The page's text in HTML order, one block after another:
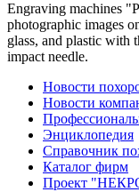
Engraving machines
photographic images
glass, and plastic with
impact needle.
Новости
Новости
Энциклопедия
Справочник
Каталог фирм
Проект